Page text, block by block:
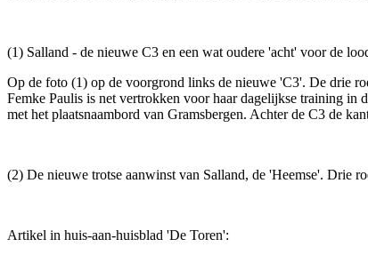
(1) Salland - de nieuwe C3 en een wat oudere 'acht' voor de
Op de foto (1) op de voorgrond links de nieuwe 'C3'. De drie
Femke Paulis is net vertrokken voor haar dagelijkse training in
met het plaatsnaambord van Gramsbergen. Achter de C3 de
(2) De nieuwe trotse aanwinst van Salland, de 'Heemse'. Drie
Artikel in huis-aan-huisblad 'De Toren':